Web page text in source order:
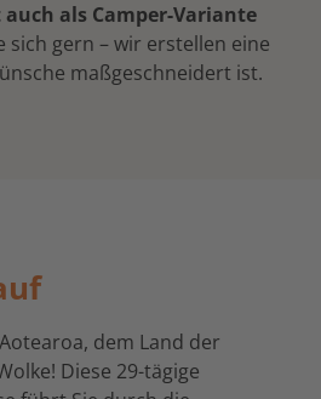
auch als Camper-Variante
sich gern – wir erstellen eine
maßgeschneidert ist.
dem Land der
Diese 29-tägige